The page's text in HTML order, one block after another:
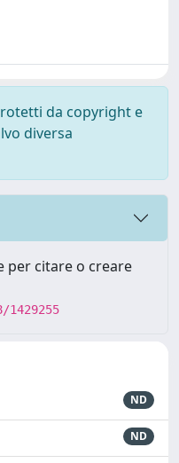
da copyright e
diversa
per citare o creare
ND
ND